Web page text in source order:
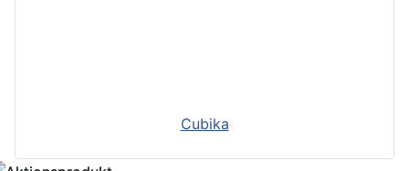
Cubika